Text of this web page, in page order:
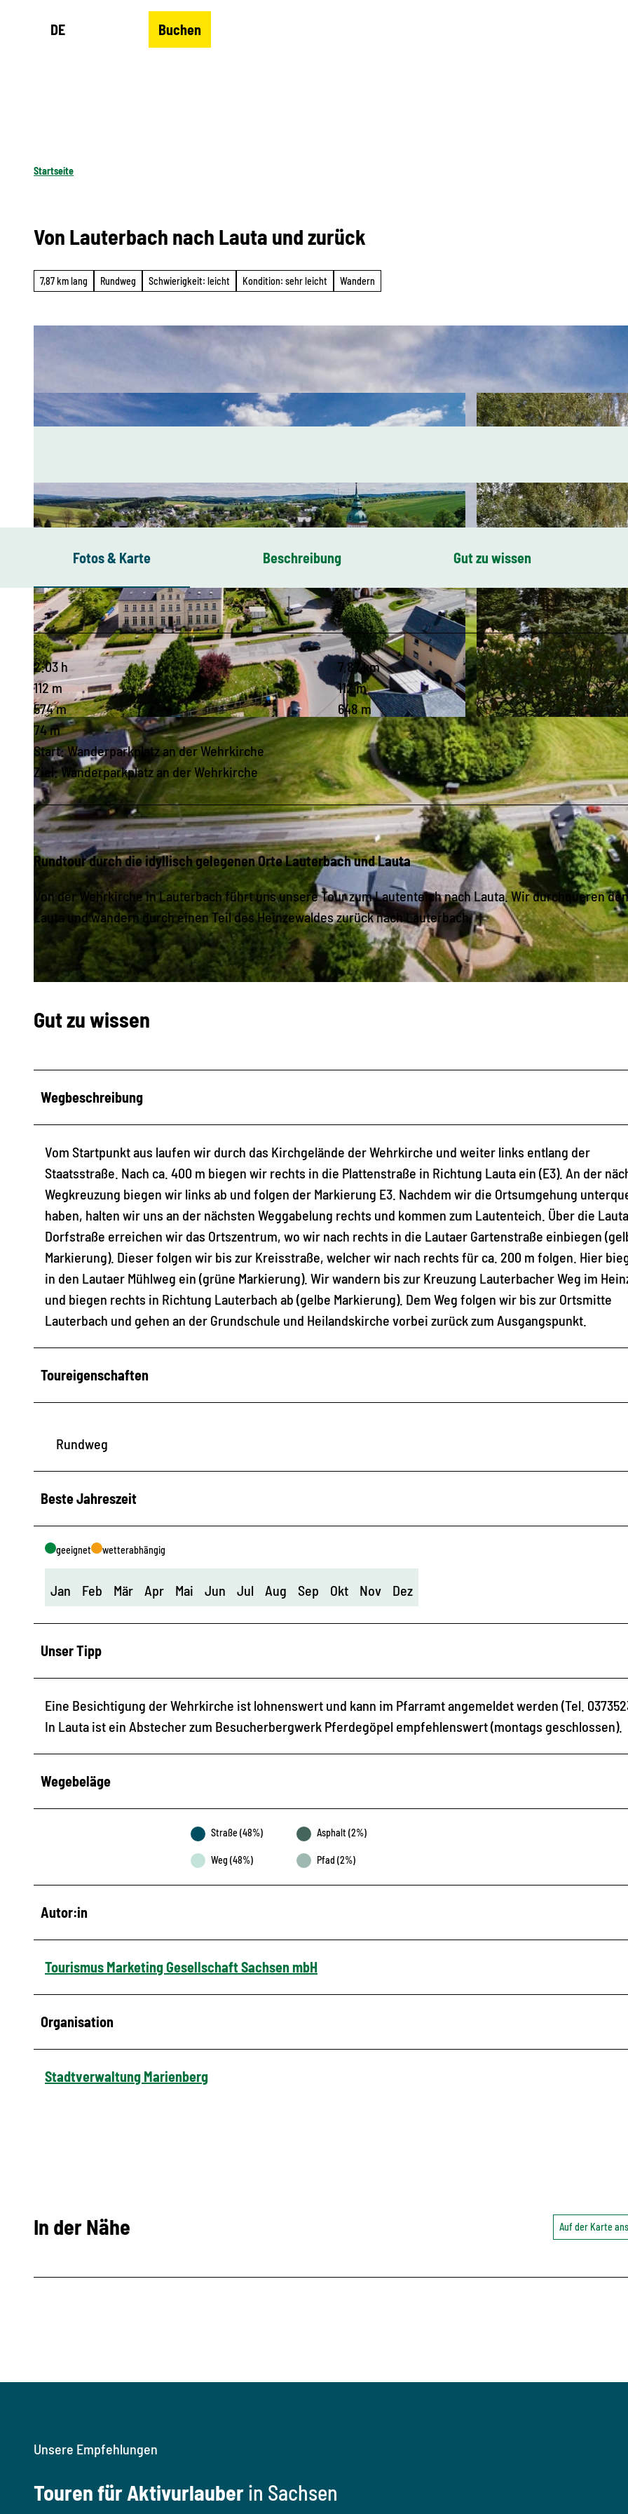
DE Buchen
Startseite
Von Lauterbach nach Lauta und zurück
7,87 km lang Rundweg Schwierigkeit: leicht Kondition: sehr leicht Wandern
© 360grad-team, Stadtverwaltung Marienberg © Stadtverwaltung Marienberg
Fotos & Karte Beschreibung Gut zu wissen
2:03 h
7,87 km
112 m
112 m
574 m
648 m
74 m
Start: Wanderparkplatz an der Wehrkirche
Ziel: Wanderparkplatz an der Wehrkirche
Rundtour durch die idyllisch gelegenen Orte Lauterbach und Lauta
Von der Wehrkirche in Lauterbach führt uns unsere Tour zum Lautenteich nach Lauta. Wir durchqueren
Lauta und wandern durch einen Teil des Heinzewaldes zurück nach Lauterbach.
Gut zu wissen
Wegbeschreibung
Vom Startpunkt aus laufen wir durch das Kirchgelände der Wehrkirche und weiter links entlang der
Staatsstraße. Nach ca. 400 m biegen wir rechts in die Plattenstraße in Richtung Lauta ein (E3). An der
Wegkreuzung biegen wir links ab und folgen der Markierung E3. Nachdem wir die Ortsumgehung
haben, halten wir uns an der nächsten Weggabelung rechts und kommen zum Lautenteich. Über die
Dorfstraße erreichen wir das Ortszentrum, wo wir nach rechts in die Lautaer Gartenstraße einbiegen
Markierung). Dieser folgen wir bis zur Kreisstraße, welcher wir nach rechts für ca. 200 m folgen. Hier
in den Lautaer Mühlweg ein (grüne Markierung). Wir wandern bis zur Kreuzung Lauterbacher Weg im
und biegen rechts in Richtung Lauterbach ab (gelbe Markierung). Dem Weg folgen wir bis zur Ortsmitte
Lauterbach und gehen an der Grundschule und Heilandskirche vorbei zurück zum Ausgangspunkt.
Toureigenschaften
Rundweg
Beste Jahreszeit
geeignet wetterabhängig
Jan Feb Mär Apr Mai Jun Jul Aug Sep Okt Nov Dez
Unser Tipp
Eine Besichtigung der Wehrkirche ist lohnenswert und kann im Pfarramt angemeldet werden (Tel.
In Lauta ist ein Abstecher zum Besucherbergwerk Pferdegöpel empfehlenswert (montags geschlossen).
Wegebeläge
Straße (48%) Asphalt (2%)
Weg (48%) Pfad (2%)
Autor:in
Tourismus Marketing Gesellschaft Sachsen mbH
Organisation
Stadtverwaltung Marienberg
In der Nähe Auf der Karte
Unsere Empfehlungen
Touren für Aktivurlauberin Sachsen